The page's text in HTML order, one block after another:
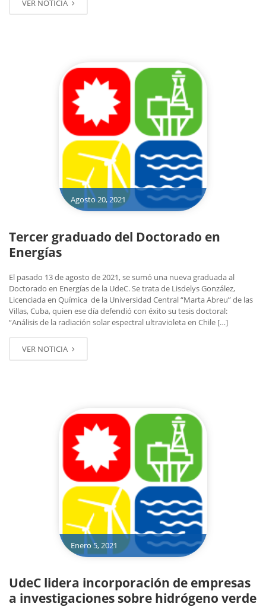
VER NOTICIA
Agosto 20, 2021
Tercer graduado del Doctorado en
Energías
El pasado 13 de agosto de 2021, se sumó una nueva graduada al
Doctorado en Energías de la UdeC. Se trata de Lisdelys González,
Licenciada en Química de la Universidad Central “Marta Abreu” de las
Villas, Cuba, quien ese día defendió con éxito su tesis doctoral:
“Análisis de la radiación solar espectral ultravioleta en Chile […]
VER NOTICIA
Enero 5, 2021
UdeC lidera incorporación de empresas
a investigaciones sobre hidrógeno verde